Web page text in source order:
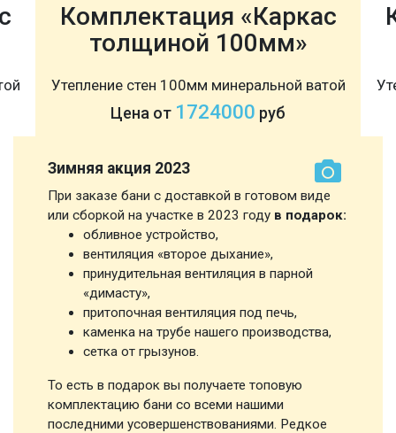
Комплектация «Каркас
толщиной 100мм»
Утепление стен 100мм минеральной ватой
Цена от 1724000 руб
Зимняя акция 2023
При заказе бани с доставкой в готовом виде
или сборкой на участке в 2023 году в подарок:
обливное устройство,
вентиляция «второе дыхание»,
принудительная вентиляция в парной
«димасту»,
притопочная вентиляция под печь,
каменка на трубе нашего производства,
сетка от грызунов.
То есть в подарок вы получаете топовую
комплектацию бани со всеми нашими
последними усовершенствованиями. Редкое